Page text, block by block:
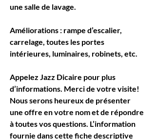
une salle de lavage.
Améliorations : rampe d’escalier,
carrelage, toutes les portes
intérieures, luminaires, robinets, etc.
Appelez Jazz Dicaire pour plus
d’informations. Merci de votre visite!
Nous serons heureux de présenter
une offre en votre nom et de répondre
à toutes vos questions. L’information
fournie dans cette fiche descriptive